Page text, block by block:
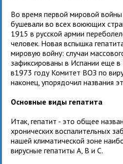
Во время первой мировой
бушевали во всех воюющих
1915 в русской армии
человек. Новая вспышка
мировую войну: случаи
зафиксированы в Испании еще
в1973 году Комитет ВОЗ по
наконец, упорядочил названия
Основные виды гепатита
Итак, гепатит - это общее
хронических воспалительных
нашей климатической зоне
вирусные гепатиты А, В и С.